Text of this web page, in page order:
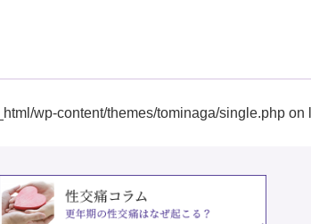
wp-content/themes/tominaga/single.php on